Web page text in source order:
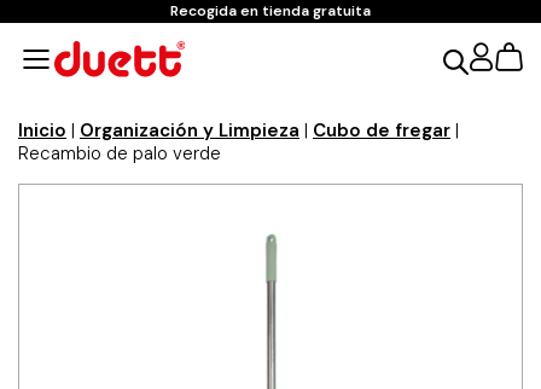
Recogida en tienda gratuita
Inicio | Organización y Limpieza | Cubo de fregar |
Recambio de palo verde